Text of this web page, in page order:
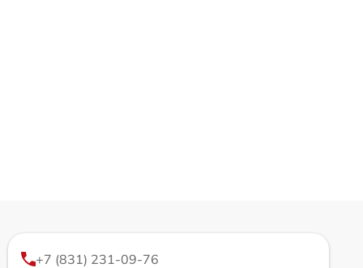
+7 (831) 231-09-76